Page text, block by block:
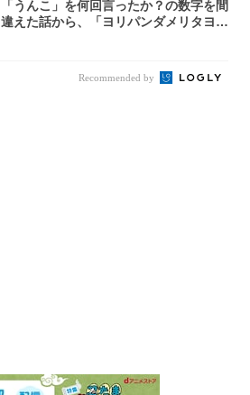
「うんこ」を何回言ったか？の数字を間
違えた話から、「ヨリパンダメリタヨコ
Recommended by